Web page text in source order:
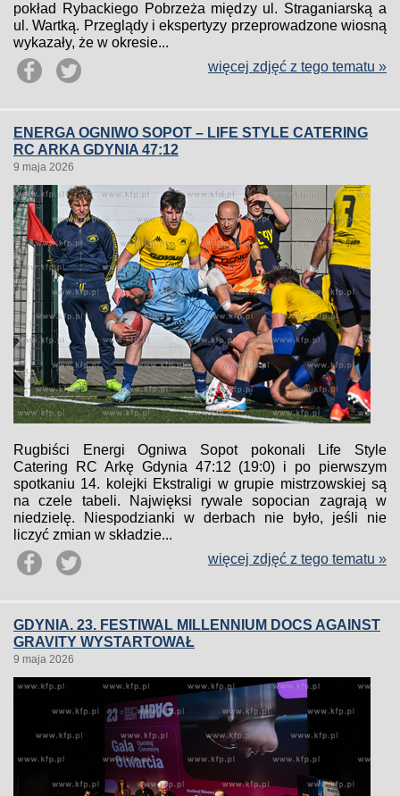
pokład Rybackiego Pobrzeża między ul. Straganiarską a
ul. Wartką. Przeglądy i ekspertyzy przeprowadzone wiosną
wykazały, że w okresie...
więcej zdjęć z tego tematu »
ENERGA OGNIWO SOPOT – LIFE STYLE CATERING
RC ARKA GDYNIA 47:12
9 maja 2026
Rugbiści Energi Ogniwa Sopot pokonali Life Style
Catering RC Arkę Gdynia 47:12 (19:0) i po pierwszym
spotkaniu 14. kolejki Ekstraligi w grupie mistrzowskiej są
na czele tabeli. Najwięksi rywale sopocian zagrają w
niedzielę. Niespodzianki w derbach nie było, jeśli nie
liczyć zmian w składzie...
więcej zdjęć z tego tematu »
GDYNIA. 23. FESTIWAL MILLENNIUM DOCS AGAINST
GRAVITY WYSTARTOWAŁ
9 maja 2026